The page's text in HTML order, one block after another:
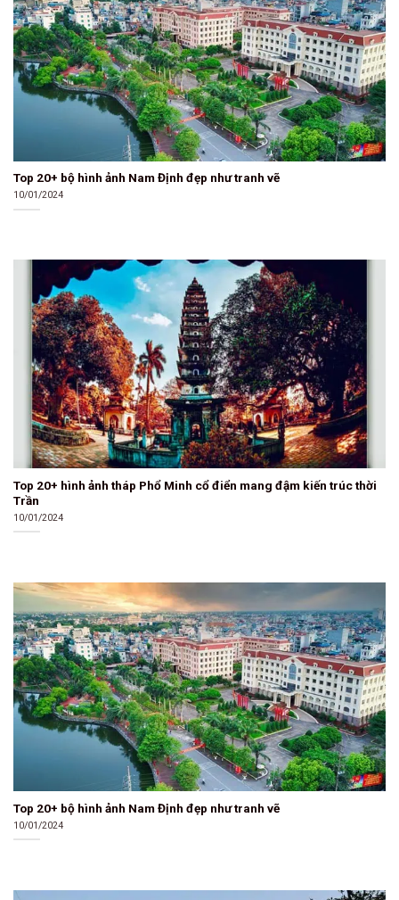
Top 20+ bộ hình ảnh Nam Định đẹp như tranh vẽ
10/01/2024
Top 20+ hình ảnh tháp Phổ Minh cổ điển mang đậm kiến trúc thời
Trần
10/01/2024
Top 20+ bộ hình ảnh Nam Định đẹp như tranh vẽ
10/01/2024